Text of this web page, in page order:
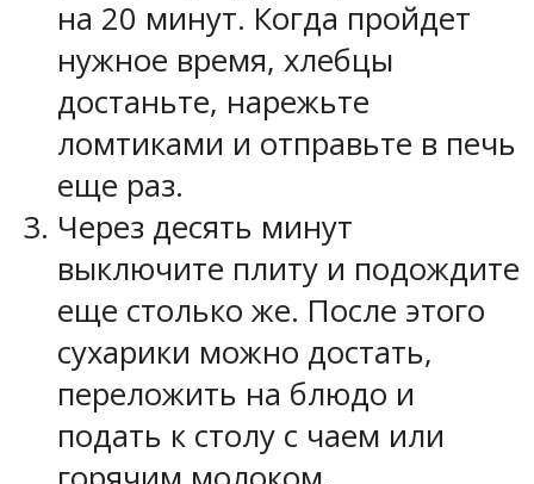
на 20 минут. Когда пройдет
нужное время, хлебцы
достаньте, нарежьте
ломтиками и отправьте в печь
еще раз.
Через десять минут
выключите плиту и подождите
еще столько же. После этого
сухарики можно достать,
переложить на блюдо и
подать к столу с чаем или